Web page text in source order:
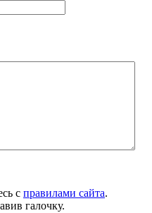
с правилами сайта.
галочку.